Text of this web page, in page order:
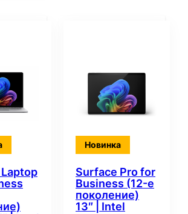
Новинка
Surface Pro for
Business (12-е
поколение)
13″ | Intel